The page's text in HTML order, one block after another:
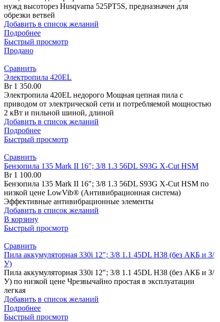
нужд высоторез Husqvarna 525PT5S, предназначен для
обрезки ветвей
Добавить в список желаний
Подробнее
Быстрый просмотр
Продано
Сравнить
Электропила 420EL
Br1 350.00
Электропила 420EL недорого Мощная цепная пила с
приводом от электрической сети и потребляемой мощностью
2 кВт и пильной шиной, длиной
Добавить в список желаний
Подробнее
Быстрый просмотр
Сравнить
Бензопила 135 Mark II 16″; 3/8 1.3 56DL S93G X-Cut HSM
Br1 100.00
Бензопила 135 Mark II 16″; 3/8 1.3 56DL S93G X-Cut HSM по
низкой цене LowVib® (Антивибрационная система)
Эффективные антивибрационные элементы
Добавить в список желаний
В корзину
Быстрый просмотр
Сравнить
Пила аккумуляторная 330i 12″; 3/8 1.1 45DL H38 (без АКБ и З/
У)
Пила аккумуляторная 330i 12″; 3/8 1.1 45DL H38 (без АКБ и З/
У) по низкой цене Чрезвычайно простая в эксплуатации
легкая
Добавить в список желаний
Подробнее
Быстрый просмотр